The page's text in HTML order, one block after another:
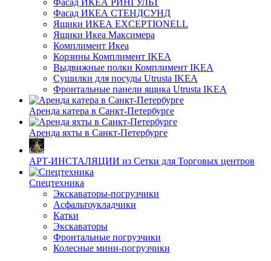
Фасад ИКЕА РИНГУЛЬТ
Фасад ИКЕА СТЕНДСУНД
Ящики ИКЕА EXCEPTIONELL
Ящики Икеа Максимера
Комплимент Икеа
Корзины Комплимент IKEA
Выдвижные полки Комплимент IKEA
Сушилки для посуды Utrusta IKEA
Фронтальные панели ящика Utrusta IKEA
Аренда катера в Санкт-Петербурге
Аренда яхты в Санкт-Петербурге
АРТ-ИНСТАЛЯЦИИ из Сетки для Торговых центров
Спецтехника
Экскаваторы-погрузчики
Асфальтоукладчики
Катки
Экскаваторы
Фронтальные погрузчики
Колесные мини-погрузчики